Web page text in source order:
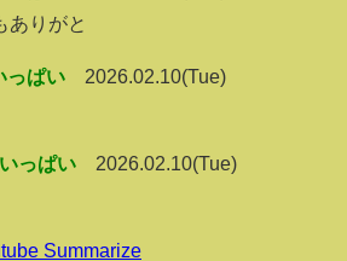
ありがと
っぱい
2026.02.10(Tue)
っぱい
2026.02.10(Tue)
Summarize